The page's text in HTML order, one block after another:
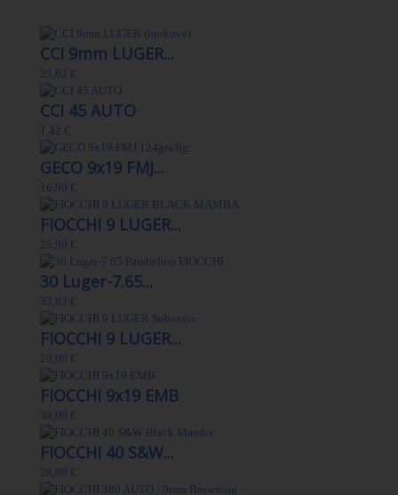
CCI 9mm LUGER...
25,62 €
CCI 45 AUTO
1,42 €
GECO 9x19 FMJ...
16,90 €
FIOCCHI 9 LUGER...
25,90 €
30 Luger-7.65...
33,83 €
FIOCCHI 9 LUGER...
20,00 €
FIOCCHI 9x19 EMB
39,00 €
FIOCCHI 40 S&W...
28,00 €